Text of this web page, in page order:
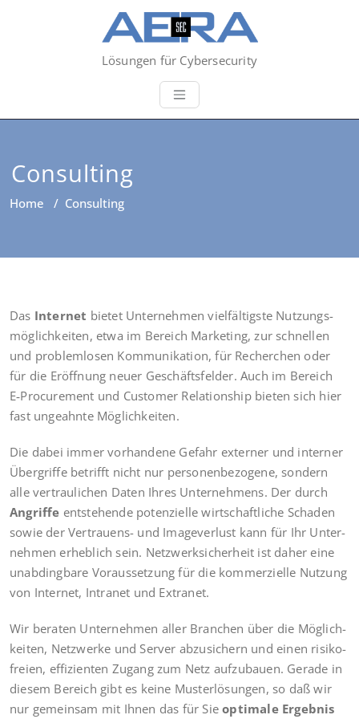
Lösungen für Cybersecurity
Consulting
Home / Consulting
Das Inter­net bie­tet Unter­neh­men viel­fäl­tigs­te Nut­zungs­
mög­lich­kei­ten, etwa im Bereich Mar­ke­ting, zur schnel­len
und pro­blem­lo­sen Kom­mu­ni­ka­ti­on, für Recher­chen oder
für die Eröff­nung neu­er Geschäfts­fel­der. Auch im Bereich
E‑Procurement und Cus­to­mer Rela­ti­onship bie­ten sich hier
fast unge­ahn­te Möglichkeiten.
Die dabei immer vor­han­de­ne Gefahr exter­ner und inter­ner
Über­grif­fe betrifft nicht nur per­so­nen­be­zo­ge­ne, son­dern
alle ver­trau­li­chen Daten Ihres Unter­neh­mens. Der durch
Angrif­fe ent­ste­hen­de poten­zi­el­le wirt­schaft­li­che Scha­den
sowie der Ver­trau­ens- und Image­ver­lust kann für Ihr Unter­
neh­men erheb­lich sein. Netz­werk­si­cher­heit ist daher eine
unab­ding­ba­re Vor­aus­set­zung für die kom­mer­zi­el­le Nut­zung
von Inter­net, Intra­net und Extranet.
Wir bera­ten Unter­neh­men aller Bran­chen über die Mög­lich­
kei­ten, Netz­wer­ke und Ser­ver abzu­si­chern und einen risi­ko­
frei­en, effi­zi­en­ten Zugang zum Netz auf­zu­bau­en. Gera­de in
die­sem Bereich gibt es kei­ne Mus­ter­lö­sun­gen, so daß wir
nur gemein­sam mit Ihnen das für Sie opti­ma­le Ergeb­nis